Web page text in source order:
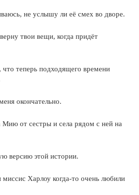
не услышу ли её смех во дворе.
твои вещи, когда придёт
что теперь подходящего времени
окончательно.
Мию от сестры и села рядом с ней на
версию этой истории.
Харлоу когда-то очень любили